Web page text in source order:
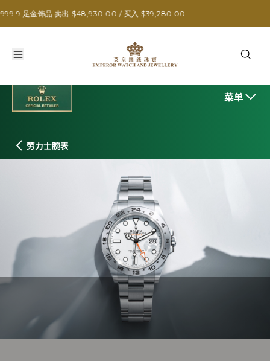
卖出 $48,930.00 / 买入 $39,280.00
菜单
劳力士腕表